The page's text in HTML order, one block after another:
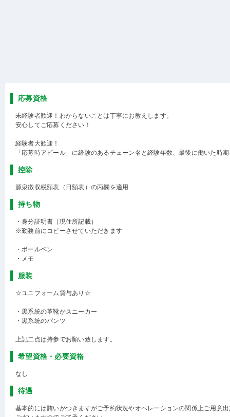
応募資格
未経験者歓迎！わからないことは丁寧にお教えします。
安心してご応募ください！
経験者大歓迎！
「応募時アピール」に経験のあるチェーン名と経験年数、最後に働いた時
控除
源泉徴収税額表（日額表）の丙欄を適用
持ち物
・身分証明書（現住所記載）
※勤務前にコピーさせていただきます
・ボールペン
・メモ
服装
☆ユニフォーム貸与あり☆
・黒系統の革靴かスニーカー
・黒系統のパンツ
上記二点は持参でお願い致します。
希望資格・必要資格
なし
待遇
基本的には賄いがつきますがご予約状況やオペレーションの関係上ご用意